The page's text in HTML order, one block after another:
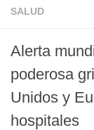
SALUD
Alerta
poderosa
Unidos y
hospitales